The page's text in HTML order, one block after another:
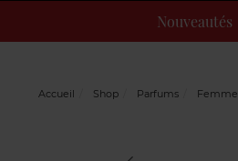
Nouveautés
Accueil Shop Parfums Femme